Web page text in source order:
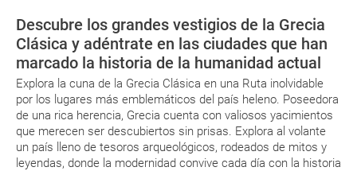
Descubre los grandes vestigios de la Grecia
Clásica y adéntrate en las ciudades que han
marcado la historia de la humanidad actual
Explora la cuna de la Grecia Clásica en una Ruta inolvidable
por los lugares más emblemáticos del país heleno. Poseedora
de una rica herencia, Grecia cuenta con valiosos yacimientos
que merecen ser descubiertos sin prisas. Explora al volante
un país lleno de tesoros arqueológicos, rodeados de mitos y
leyendas, donde la modernidad convive cada día con la historia